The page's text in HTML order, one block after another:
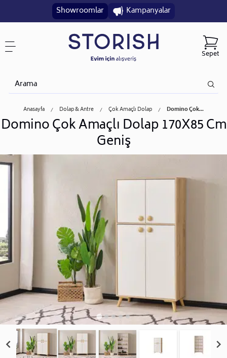
Showroomlar Kampanyalar
Sepet
Anasayfa Dolap & Antre Çok Amaçlı Dolap Domino Çok...
Domino Çok Amaçlı Dolap 170X85 Cm
Geniş